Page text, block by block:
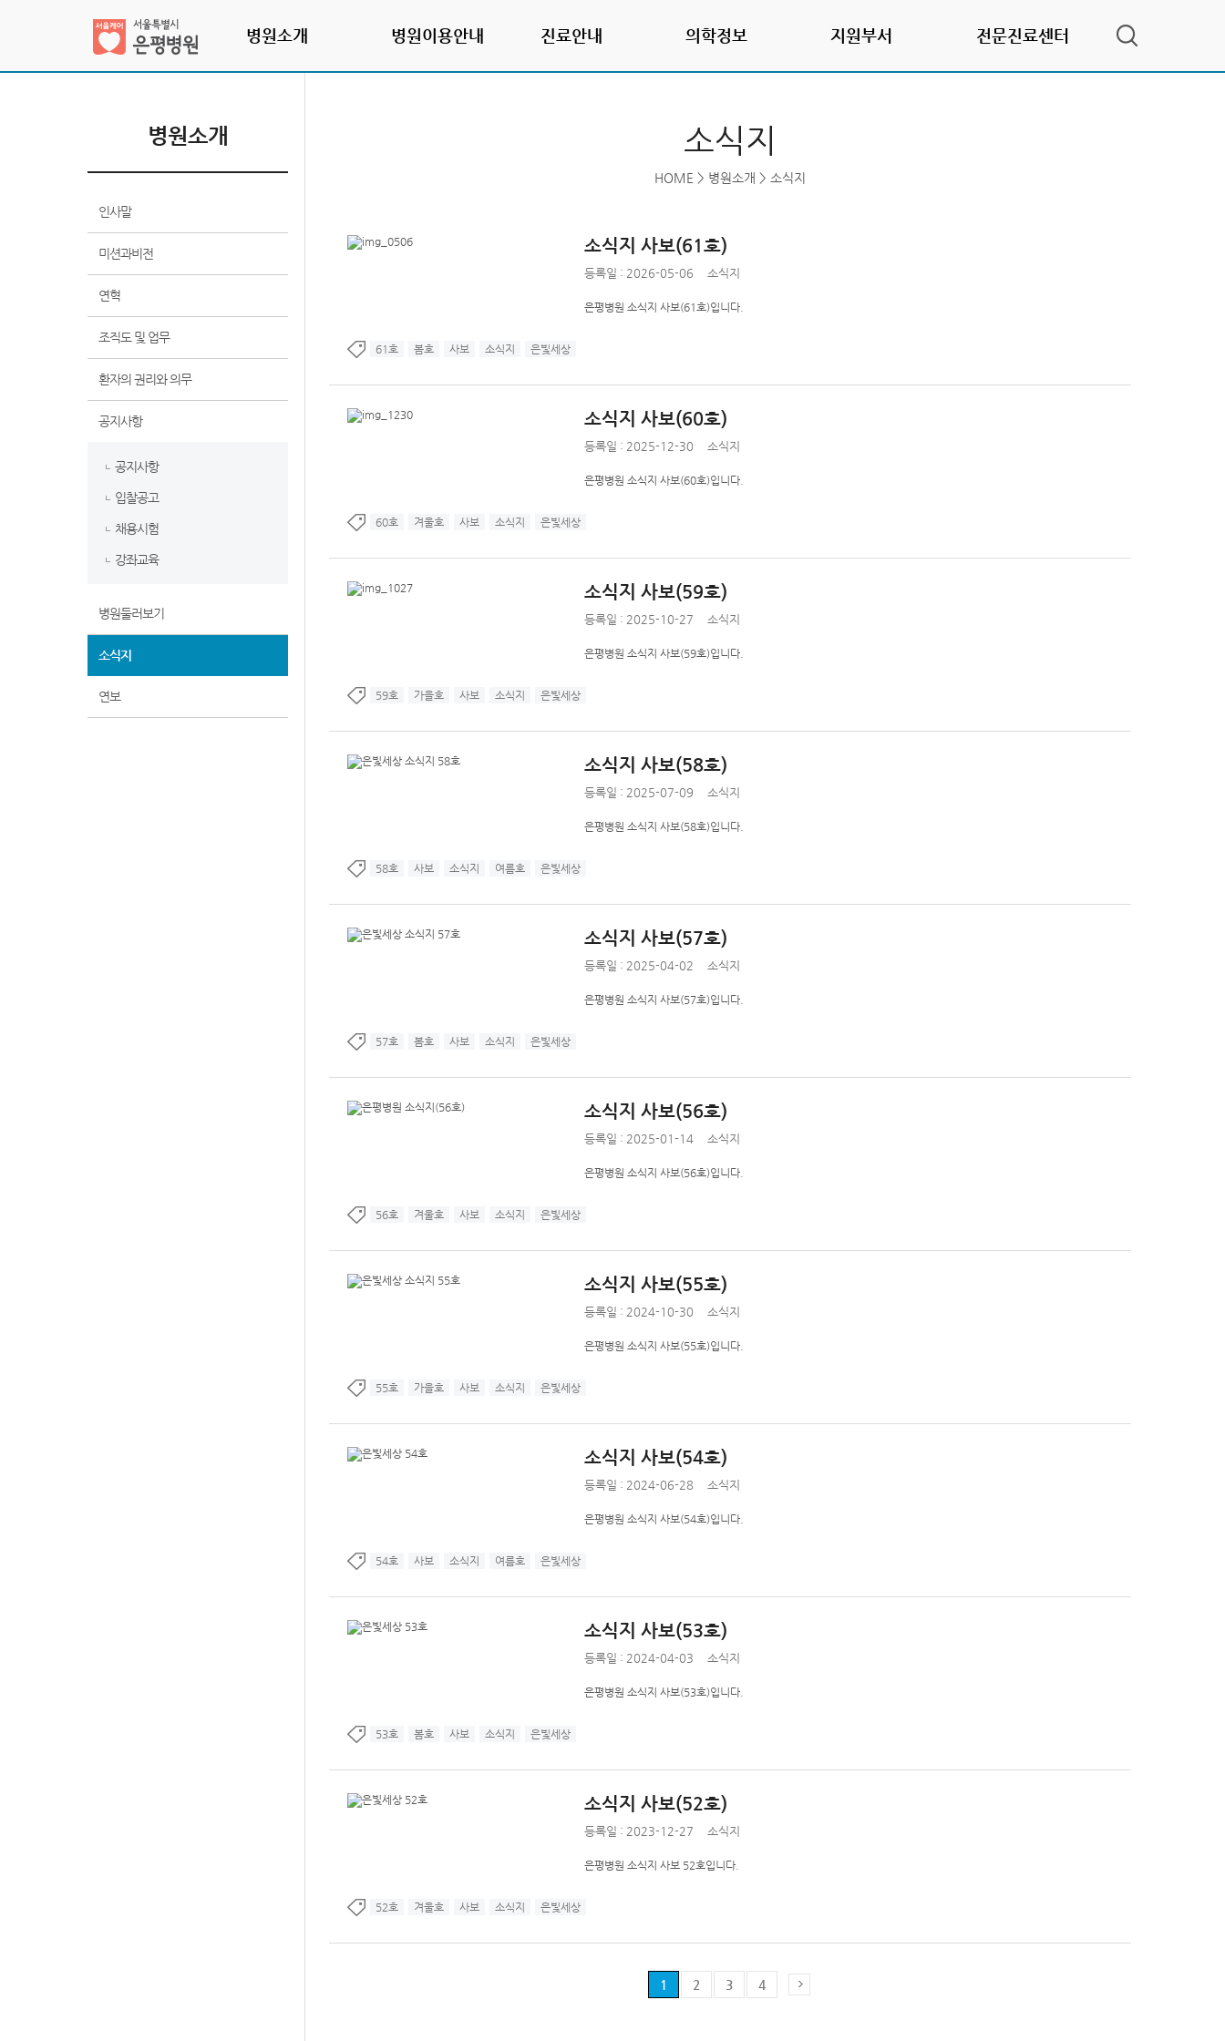
병원소개 병원이용안내 진료안내 의학정보 지원부서 전문진료센터
병원소개
인사말
미션과비전
연혁
조직도 및 업무
환자의 권리와 의무
공지사항
공지사항
입찰공고
채용시험
강좌교육
병원둘러보기
소식지
연보
소식지
HOME > 병원소개 > 소식지
소식지 사보(61호)
등록일 : 2026-05-06 소식지
은평병원 소식지 사보(61호)입니다.
61호 봄호 사보 소식지 은빛세상
소식지 사보(60호)
등록일 : 2025-12-30 소식지
은평병원 소식지 사보(60호)입니다.
60호 겨울호 사보 소식지 은빛세상
소식지 사보(59호)
등록일 : 2025-10-27 소식지
은평병원 소식지 사보(59호)입니다.
59호 가을호 사보 소식지 은빛세상
소식지 사보(58호)
등록일 : 2025-07-09 소식지
은평병원 소식지 사보(58호)입니다.
58호 사보 소식지 여름호 은빛세상
소식지 사보(57호)
등록일 : 2025-04-02 소식지
은평병원 소식지 사보(57호)입니다.
57호 봄호 사보 소식지 은빛세상
소식지 사보(56호)
등록일 : 2025-01-14 소식지
은평병원 소식지 사보(56호)입니다.
56호 겨울호 사보 소식지 은빛세상
소식지 사보(55호)
등록일 : 2024-10-30 소식지
은평병원 소식지 사보(55호)입니다.
55호 가을호 사보 소식지 은빛세상
소식지 사보(54호)
등록일 : 2024-06-28 소식지
은평병원 소식지 사보(54호)입니다.
54호 사보 소식지 여름호 은빛세상
소식지 사보(53호)
등록일 : 2024-04-03 소식지
은평병원 소식지 사보(53호)입니다.
53호 봄호 사보 소식지 은빛세상
소식지 사보(52호)
등록일 : 2023-12-27 소식지
은평병원 소식지 사보 52호입니다.
52호 겨울호 사보 소식지 은빛세상
1 2 3 4